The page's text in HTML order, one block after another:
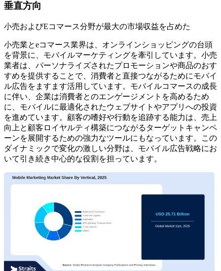
垂直方向
小売およびEコマース分野が最大の市場収益を占めた
小売業とeコマース業界は、オンラインショッピングの台頭
を背景に、モバイルマーケティングを牽引しています。小売
業者は、パーソナライズされたプロモーションや商品のおす
すめを提供することで、消費者と直接つながるためにモバイ
ル広告をますます活用しています。モバイルコマースの成長
に伴い、企業は消費者とのエンゲージメントを高めるため
に、モバイルに最適化されたウェブサイトやアプリへの投資
を進めています。顧客の嗜好や行動を追跡する能力は、売上
向上と顧客ロイヤルティ構築につながるターゲットキャンペ
ーンを展開するための強力なツールにもなっています。この
ダイナミックで変化の激しい分野は、モバイル広告戦略にお
いて引き続き中心的な役割を担っています。